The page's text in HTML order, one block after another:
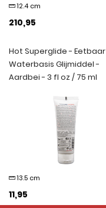
12.4 cm
210,95
Hot Superglide - Eetbaar
Waterbasis Glijmiddel -
Aardbei - 3 fl oz / 75 ml
13.5 cm
11,95